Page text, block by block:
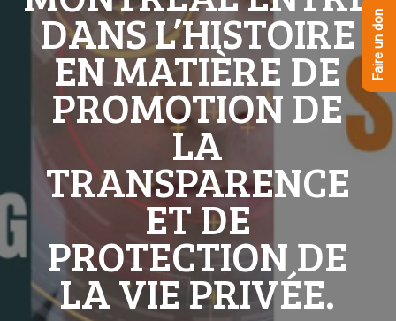
DANS L’HISTOIRE
EN MATIÈRE DE
PROMOTION DE
LA
TRANSPARENCE
ET DE
PROTECTION DE
LA VIE PRIVÉE.
Faire un don